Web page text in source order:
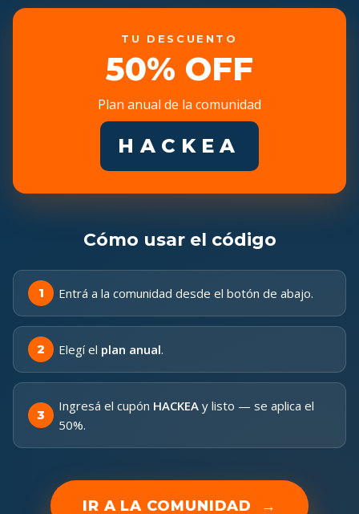
TU DESCUENTO
50% OFF
Plan anual de la comunidad
HACKEA
Cómo usar el código
Entrá a la comunidad desde el botón de abajo.
Elegí el plan anual.
Ingresá el cupón HACKEA y listo — se aplica el
50%.
IR A LA COMUNIDAD →